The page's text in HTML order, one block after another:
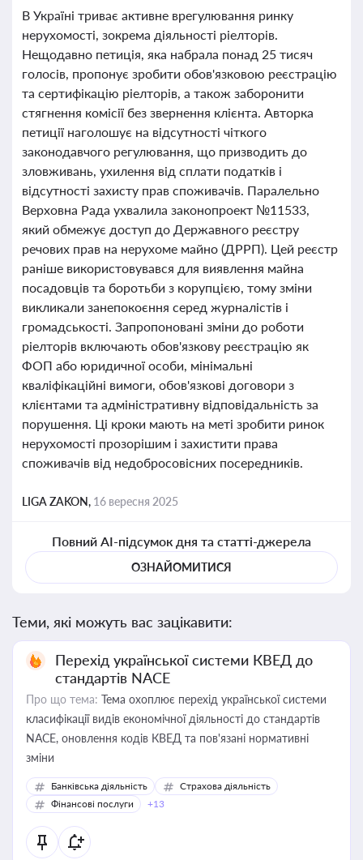
В Україні триває активне врегулювання ринку
нерухомості, зокрема діяльності ріелторів.
Нещодавно петиція, яка набрала понад 25 тисяч
голосів, пропонує зробити обов'язковою реєстрацію
та сертифікацію ріелторів, а також заборонити
стягнення комісії без звернення клієнта. Авторка
петиції наголошує на відсутності чіткого
законодавчого регулювання, що призводить до
зловживань, ухилення від сплати податків і
відсутності захисту прав споживачів. Паралельно
Верховна Рада ухвалила законопроект №11533,
який обмежує доступ до Державного реєстру
речових прав на нерухоме майно (ДРРП). Цей реєстр
раніше використовувався для виявлення майна
посадовців та боротьби з корупцією, тому зміни
викликали занепокоєння серед журналістів і
громадськості. Запропоновані зміни до роботи
ріелторів включають обов'язкову реєстрацію як
ФОП або юридичної особи, мінімальні
кваліфікаційні вимоги, обов'язкові договори з
клієнтами та адміністративну відповідальність за
порушення. Ці кроки мають на меті зробити ринок
нерухомості прозорішим і захистити права
споживачів від недобросовісних посередників.
LIGA ZAKON, 16 вересня 2025
Повний AI-підсумок дня та статті-джерела
ОЗНАЙОМИТИСЯ
Теми, які можуть вас зацікавити:
Перехід української системи КВЕД до
стандартів NACE
Про що тема: Тема охоплює перехід української системи
класифікації видів економічної діяльності до стандартів
NACE, оновлення кодів КВЕД та пов'язані нормативні
зміни
Банківська діяльність
Страхова діяльність
Фінансові послуги
+13